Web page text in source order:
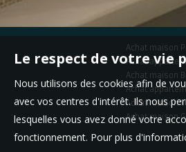
Achat maison
Achat
Achat maison
Achat
Achat maison
Achat maison
Le respect de votre vie
Nous utilisons des cookies afin de
avec vos centres d'intérêt. Ils nous
lesquelles vous avez donné votre
fonctionnement. Pour plus